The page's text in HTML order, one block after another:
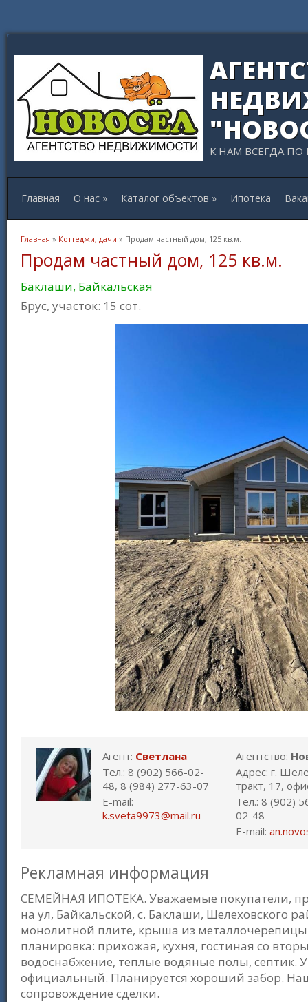
К НАМ ВСЕГДА ПО
Главная О нас » Каталог объектов » Ипотека
Вы здесь
Главная » Коттеджи, дачи » Продам частный дом, 125 кв.м.
Продам частный дом, 125 кв.м.
Баклаши, Байкальская
Брус, участок: 15 сот.
Агент: Светлана
Тел.: 8 (902) 566-02-
48, 8 (984) 277-63-07
E-mail:
k.sveta9973@mail.ru
Агентство:
Адрес: г.
тракт, 17,
Тел.: 8 (902)
02-48
E-mail:
Рекламная информация
СЕМЕЙНАЯ ИПОТЕКА. Уважаемые покупатели,
на ул, Байкальской, с. Баклаши, Шелеховского
монолитной плите, крыша из
планировка: прихожая, кухня, гостиная со
водоснабжение, теплые водяные полы, септик.
официальный. Планируется хороший забор.
сопровождение сделки.